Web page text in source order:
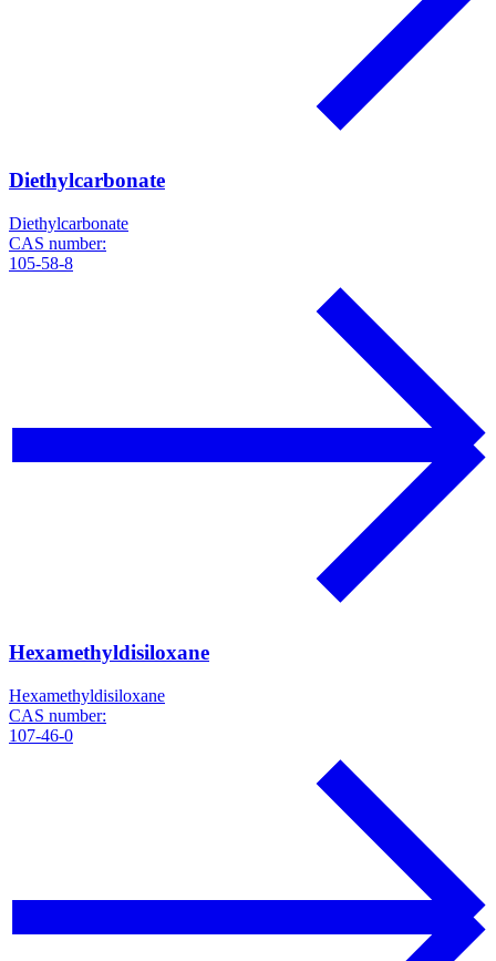
Diethylcarbonate
Diethylcarbonate
CAS number:
105-58-8
Hexamethyldisiloxane
Hexamethyldisiloxane
CAS number:
107-46-0